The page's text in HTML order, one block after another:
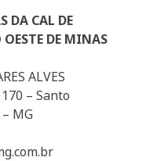
DA CAL DE
DE MINAS
ALVES
– Santo
MG